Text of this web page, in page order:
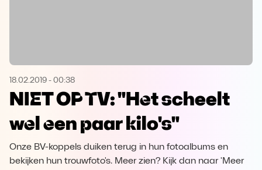
Microsoft Edge Download
Opera
18.02.2019 - 00:38
NIET OP TV: "Het scheelt
wel een paar kilo's"
Onze BV-koppels duiken terug in hun fotoalbums en
bekijken hun trouwfoto's. Meer zien? Kijk dan naar 'Meer